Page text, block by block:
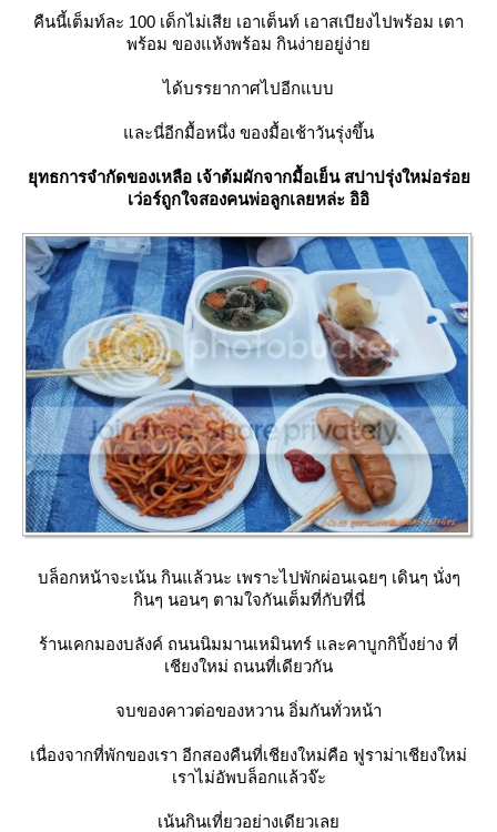
คืนนี้เต็มท์ละ 100 เด็กไม่เสีย เอาเต็นท์ เอาสเบียงไปพร้อม เตา
พร้อม ของแห้งพร้อม กินง่ายอยู่ง่า
ได้บรรยากาศไปอีกแบบ
ละนี่อีกมื้อหนึ่ง ของมื้อเช้าวันรุ่งขึ้น
ุทธการจำกัดของเหลือ เจ้าต้มผักจากมื้อเย็น สปาปรุ่งใหม่อร่อ
เว่อร์ถูกใจสองคนพ่อลูกเลยหล่ะ อิอิ
บล็อกหน้าจะเน้น กินแล้วนะ เพราะไปพักผ่อนเฉยๆ เดินๆ นั่งๆ
กินๆ นอนๆ ตามใจกันเต็มที่กับที่นี่
ร้านเคกมองบลังค์ ถนนนิมมานเหมินทร์ ละคาบูกกิปิ้งย่าง ที่
เชียงใหม่ ถนนที่เดียวกัน
จบของคาวต่อของหวาน อิ่มกันทั่วหน้า
เนื่องจากที่พักของเรา อีกสองคืนที่เชียงใหม่คือ ฟูราม่าเชียงใหม่
เราไม่อัพบล็อกแล้วจ๊ะ
เน้นกินเที่ยวอย่างเดียวเล